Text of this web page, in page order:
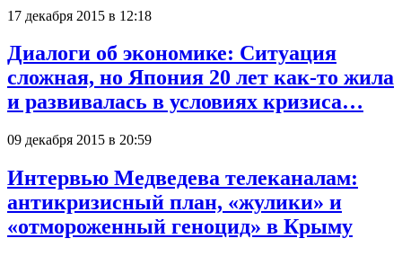
17 декабря 2015 в 12:18
Диалоги об экономике: Ситуация
сложная, но Япония 20 лет как-то жила
и развивалась в условиях кризиса…
09 декабря 2015 в 20:59
Интервью Медведева телеканалам:
антикризисный план, «жулики» и
«отмороженный геноцид» в Крыму